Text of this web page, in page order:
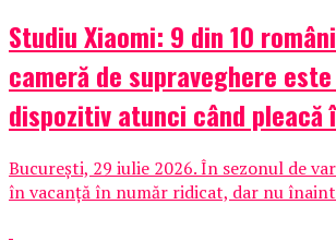
Studiu Xiaomi: 9 din 10
cameră de supraveghere
dispozitiv atunci când pleacă
București, 29 iulie 2026. În sezonul de
în vacanță în număr ridicat, dar nu